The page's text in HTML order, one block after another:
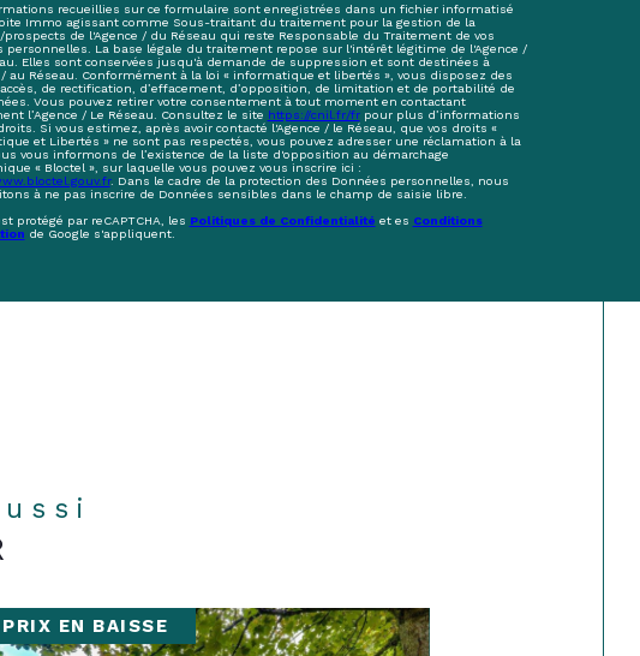
recueillies sur ce formulaire sont enregistrées dans un fichier informatisé
Immo agissant comme Sous-traitant du traitement pour la gestion de la
prospects de l'Agence / du Réseau qui reste Responsable du Traitement de vos
personnelles. La base légale du traitement repose sur l'intérêt légitime de l'Agence /
Elles sont conservées jusqu'à demande de suppression et sont destinées à
/ au Réseau. Conformément à la loi « informatique et libertés », vous disposez des
de rectification, d’effacement, d’opposition, de limitation et de portabilité de
Vous pouvez retirer votre consentement à tout moment en contactant
l’Agence / Le Réseau. Consultez le site https://cnil.fr/frpour plus d’informations
Si vous estimez, après avoir contacté l'Agence / le Réseau, que vos droits «
et Libertés » ne sont pas respectés, vous pouvez adresser une réclamation à la
vous informons de l’existence de la liste d'opposition au démarchage
« Bloctel », sur laquelle vous pouvez vous inscrire ici :
. Dans le cadre de la protection des Données personnelles, nous
à ne pas inscrire de Données sensibles dans le champ de saisie libre.
protégé par reCAPTCHA, les Politiques de Confidentialité et es Conditions
de Google s'appliquent.
PRIX EN BAISSE